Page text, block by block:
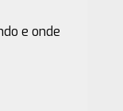
e onde